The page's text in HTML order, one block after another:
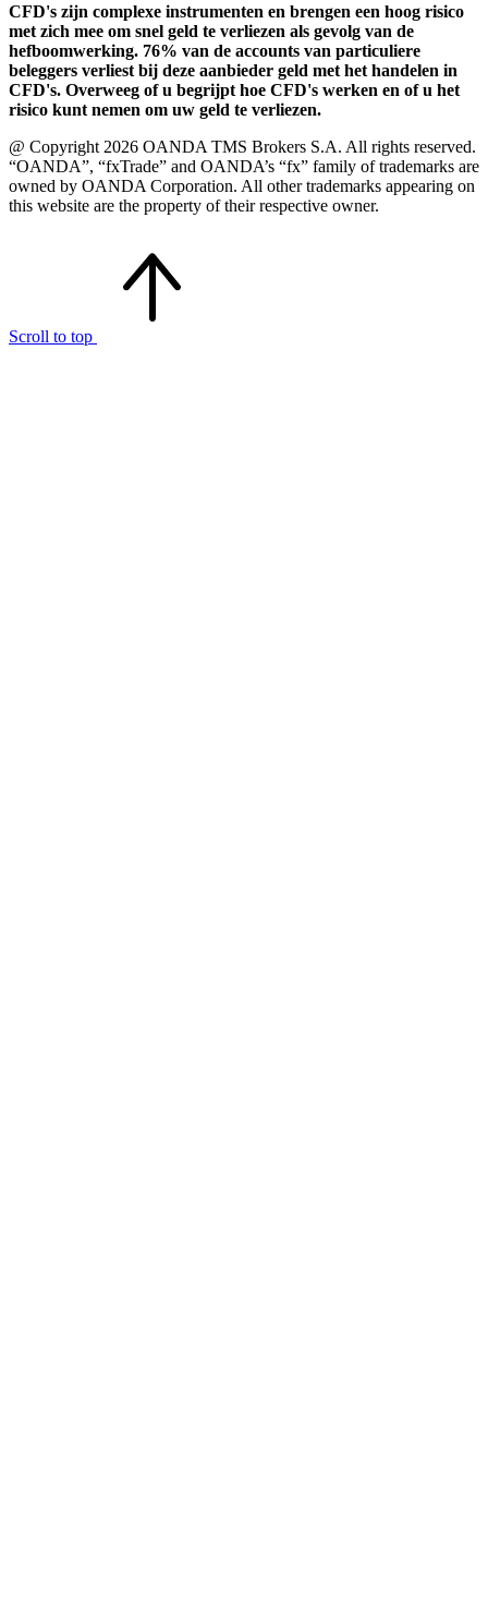
CFD's zijn complexe instrumenten en brengen een hoog risico
met zich mee om snel geld te verliezen als gevolg van de
hefboomwerking. 76% van de accounts van particuliere
beleggers verliest bij deze aanbieder geld met het handelen in
CFD's. Overweeg of u begrijpt hoe CFD's werken en of u het
risico kunt nemen om uw geld te verliezen.
@ Copyright 2026 OANDA TMS Brokers S.A. All rights reserved.
“OANDA”, “fxTrade” and OANDA’s “fx” family of trademarks are
owned by OANDA Corporation. All other trademarks appearing on
this website are the property of their respective owner.
Scroll to top